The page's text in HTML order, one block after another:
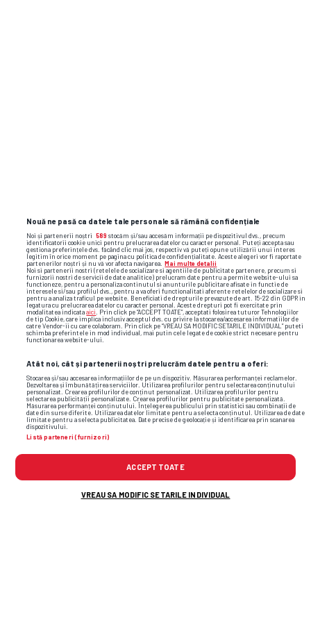
Nouă ne pasă ca datele tale personale să rămână confidențiale
Noi și partenerii noștri 589 stocăm și/sau accesăm informații pe dispozitivul dvs., precum
identificatorii cookie unici pentru prelucrarea datelor cu caracter personal. Puteți accepta sau
gestiona preferințele dvs. făcând clic mai jos, respectiv vă puteți opune utilizării unui interes
legitim în orice moment pe pagina cu politica de confidențialitate. Aceste alegeri vor fi raportate
partenerilor noștri și nu vă vor afecta navigarea. Mai multe detalii
Noi si partenerii nostri (retelele de socializare si agentiile de publicitate partenere, precum si
furnizorii nostri de servicii de date analitice) prelucram date pentru a permite website-ului sa
functioneze, pentru a personaliza continutul si anunturile publicitare afisate in functie de
interesele si/sau profilul dvs., pentru a va oferi functionalitati aferente retelelor de socializare si
pentru a analiza traficul pe website. Beneficiati de drepturile prevazute de art. 15-22 din GDPR in
legatura cu prelucrarea datelor cu caracter personal. Aceste drepturi pot fi exercitate prin
modalitatea indicataaici
. Prin click pe “ACCEPT TOATE”, acceptati folosirea tuturor Tehnologiilor
de tip Cookie, care implica inclusiv acceptul dvs. cu privire la stocarea/accesarea informatiilor de
catre Vendor-ii cu care colaboram. Prin click pe “VREAU SA MODIFIC SETARILE INDIVIDUAL” puteti
schimba preferintele in mod individual, mai putin cele legate de cookie strict necesare pentru
functionarea website-ului.
Atât noi, cât și partenerii noștri prelucrăm datele pentru a oferi:
Stocarea și/sau accesarea informațiilor de pe un dispozitiv. Măsurarea performanței reclamelor.
Dezvoltarea și îmbunătățirea serviciilor. Utilizarea profilurilor pentru selectarea conținutului
personalizat. Crearea profilurilor de conținut personalizat. Utilizarea profilurilor pentru
selectarea publicității personalizate. Crearea profilurilor pentru publicitate personalizată.
Măsurarea performanței conținutului. Înțelegerea publicului prin statistici sau combinații de
date din surse diferite. Utilizarea datelor limitate pentru a selecta conținutul. Utilizarea de date
limitate pentru a selecta publicitatea. Date precise de geolocație și identificarea prin scanarea
dispozitivului.
Listă parteneri (furnizori)
ACCEPT TOATE
VREAU SA MODIFIC SETARILE INDIVIDUAL